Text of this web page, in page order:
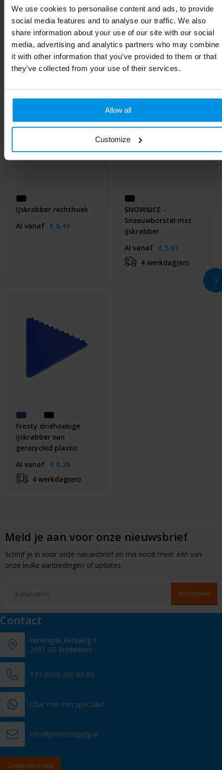
We use cookies to personalise content and ads, to provide
social media features and to analyse our traffic. We also
share information about your use of our site with our social
media, advertising and analytics partners who may combine
it with other information that you’ve provided to them or that
they’ve collected from your use of their services.
Allow all
Customize
Gerelateerde producten
IJskrabber rechthoek
Al vanaf € 0,44
SNOW&ICE -
Sneeuwborstel met
ijskrabber
Al vanaf € 5,61
4 werkdag(en)
Frosty driehoekige
ijskrabber van
gerecycled plastic
Al vanaf € 0,28
4 werkdag(en)
Meld je aan voor onze nieuwsbrief
Schrijf je in voor onze nieuwsbrief en mis nooit meer één van
onze leuke aanbiedingen of updates.
Contact
Verlengde Kerkweg 9
2981 GE Ridderkerk
+31 (0)10 200 60 60
Chat met een specialist
info@promosupply.nl
Contacteer ons